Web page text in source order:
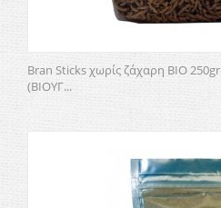
Bran Sticks χωρίς ζάχαρη BIO 250gr
(ΒΙΟΥΓ...